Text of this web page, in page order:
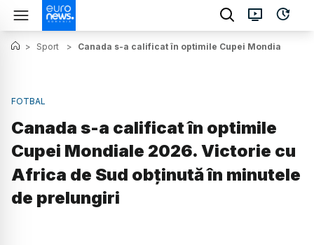
> Sport > Canada s-a calificat în optimile Cupei Mondiale
FOTBAL
Canada s-a calificat în optimile
Cupei Mondiale 2026. Victorie cu
Africa de Sud obținută în minutele
de prelungiri